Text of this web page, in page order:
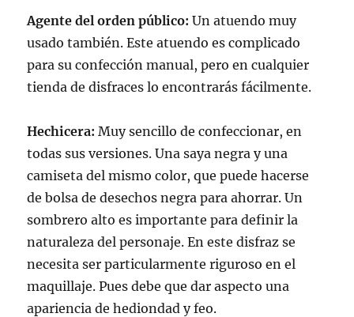
Agente del orden público: Un atuendo muy
usado también. Este atuendo es complicado
para su confección manual, pero en cualquier
tienda de disfraces lo encontrarás fácilmente.
Hechicera: Muy sencillo de confeccionar, en
todas sus versiones. Una saya negra y una
camiseta del mismo color, que puede hacerse
de bolsa de desechos negra para ahorrar. Un
sombrero alto es importante para definir la
naturaleza del personaje. En este disfraz se
necesita ser particularmente riguroso en el
maquillaje. Pues debe que dar aspecto una
apariencia de hediondad y feo.